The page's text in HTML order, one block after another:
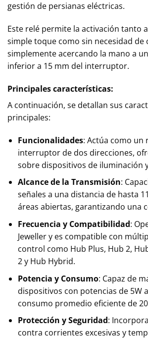
gestión de persianas eléctricas.
Este relé permite la activación tanto
simple toque como sin necesidad
simplemente acercando la mano a
inferior a 15 mm del interruptor.
Principales características:
A continuación, se detallan sus
principales:
Funcionalidades: Actúa como un
interruptor de dos direcciones,
sobre dispositivos de iluminación
Alcance de la Transmisión:
señales a una distancia de hasta
áreas abiertas, garantizando una
Frecuencia y Compatibilidad:
Jeweller y es compatible con
control como Hub Plus, Hub 2,
2 y Hub Hybrid.
Potencia y Consumo: Capaz de
dispositivos con potencias de 5W
consumo promedio eficiente de
Protección y Seguridad:
contra corrientes excesivas y